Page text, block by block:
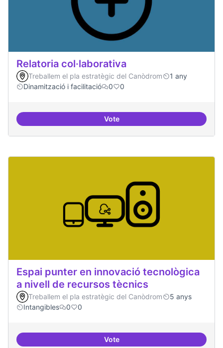
Relatoria col·laborativa
Treballem el pla estratègic del Canòdrom
1 any
Dinamització i facilitació
0 0
VoteRelatoria col·laborativa
Espai punter en innovació tecnològica
a nivell de recursos tècnics
Treballem el pla estratègic del Canòdrom
5 anys
Intangibles
0 0
VoteEspai punter en innovació